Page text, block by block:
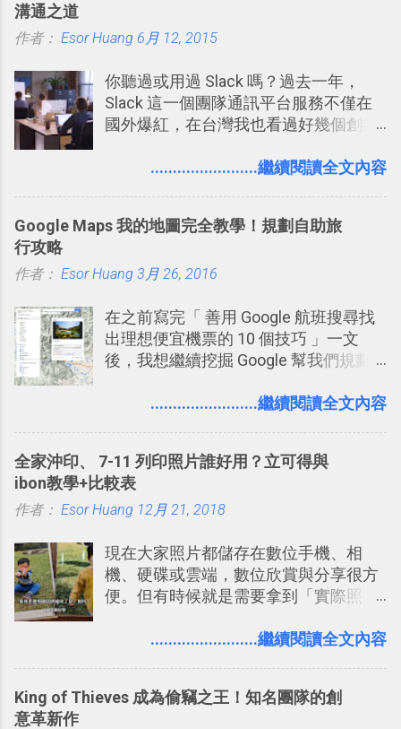
溝通之道
作者： Esor Huang 6月 12, 2015
你聽過或用過 Slack 嗎？過去一年，
Slack 這一個團隊通訊平台服務不僅在
國外爆紅，在台灣我也看過好幾個創業
理，到底 Slack 有什麼魅力？它是不是
有機會在一個專案合作中使用了 Slack
點： 1. 「 很有趣 」： Slack 裡擁有跟
聊天打屁、傳送有趣影音圖文的功能。
2. 「 有效率 」：但是 Slack 的頻道、群
組機制讓茶水間的聊天，不會干擾工作
事可以從聊天中記錄重點。 3. 「 有彈性
的軟體則讓同事可以在任何地方和公司
保持聯繫。 如果你需要中文版的同類平
台，可以參考： JANDI 高效率團隊通訊
戶 。 2017/3 新增 ： Sortd for Slack：
改造 Slack 討論串介面變成專案任務排
程看板
........................繼續閱讀全文內容
Google Maps 我的地圖完全教學！規劃自助旅
行攻略
作者： Esor Huang 3月 26, 2016
在之前寫完「 善用 Google 航班搜尋找
出理想便宜機票的 10 個技巧 」一文
後，我想繼續挖掘 Google 幫我們規劃
入的來聊聊 Google 的「我的地圖」服
線，對商務需求來說可以打造出一張一
張資料地圖（例如我之前在製作一本新
書時建立的「 台灣推薦空拍地點地圖
規劃自助旅行路線！ Google 「我的地
圖」在規劃自助旅行路線時可以解決許
多問題： 國外地點名稱地址常常難懂，
稱。 在規劃路線之外，自訂地圖還能補
時帶來好心情，二方面事後就是最好的
........................繼續閱讀全文內容
全家沖印、 7-11 列印照片誰好用？立可得與
ibon教學+比較表
作者： Esor Huang 12月 21, 2018
現在大家照片都儲存在數位手機、相
機、硬碟或雲端，數位欣賞與分享很方
便。但有時候就是需要拿到「實際照
要製作家庭相框 用照片來當小禮物 把照
片？而且最好能不花時間、立即拿到、
........................繼續閱讀全文內容
King of Thieves 成為偷竊之王！知名團隊的創
意革新作